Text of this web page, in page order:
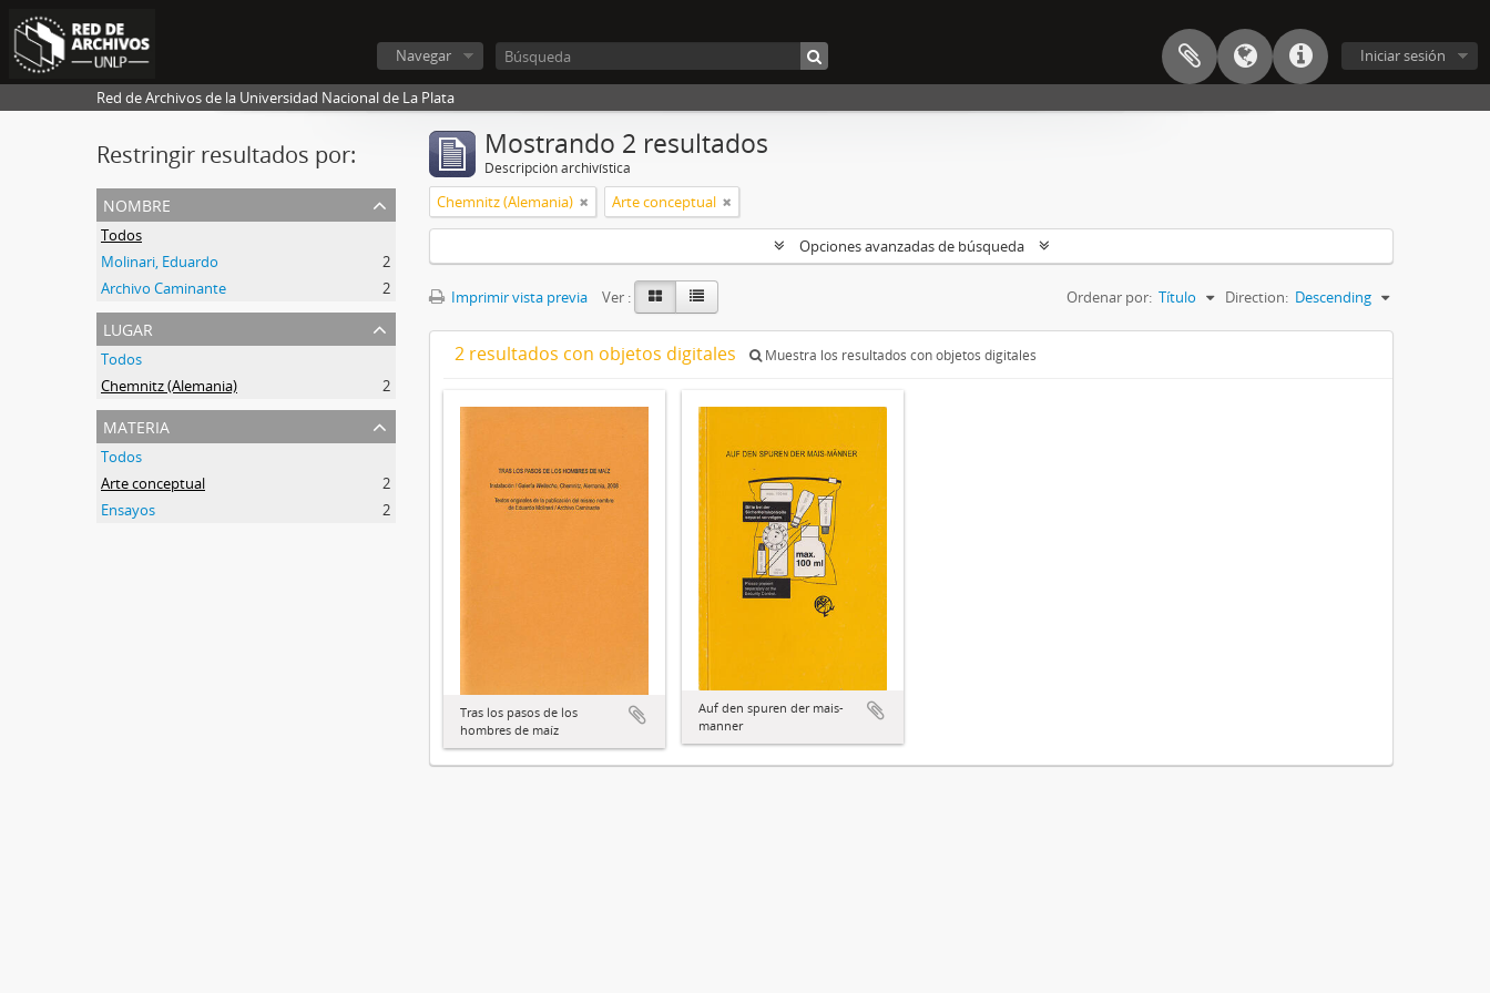
Iniciar sesión
Navegar
Red de Archivos de la Universidad Nacional de La Plata
Restringir resultados por:
nombre
Todos
Molinari, Eduardo
2
Archivo Caminante
2
lugar
Todos
Chemnitz (Alemania)
2
materia
Todos
Arte conceptual
2
Ensayos
2
Mostrando 2 resultados
Descripción archivística
Chemnitz (Alemania) Arte conceptual
Opciones avanzadas de búsqueda
Imprimir vista previa Ver : Ordenar por: Título Direction: Descending
2 resultados con objetos digitales Muestra los resultados con objetos digitales
Tras los pasos de los
hombres de maíz
Auf den spuren der mais-
manner